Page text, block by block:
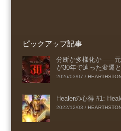
ピックアップ記事
分断か多様化か――元
が30年で辿った変遷
2026/03/07 /
Healerの心得 #1:
2022/12/03 /